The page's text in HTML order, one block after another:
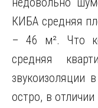
КИБА средняя
– 46 м². Что
средняя
звукоизоляции
остро, в